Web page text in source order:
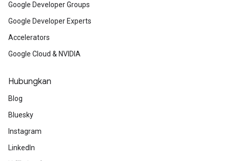
Google Developer Groups
Google Developer Experts
Accelerators
Google Cloud & NVIDIA
Hubungkan
Blog
Bluesky
Instagram
LinkedIn